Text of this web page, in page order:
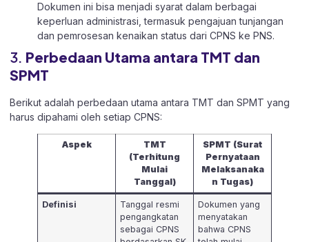
Dokumen ini bisa menjadi syarat dalam berbagai
keperluan administrasi, termasuk pengajuan tunjangan
dan pemrosesan kenaikan status dari CPNS ke PNS.
3. Perbedaan Utama antara TMT dan
SPMT
Berikut adalah perbedaan utama antara TMT dan SPMT yang
harus dipahami oleh setiap CPNS:
Aspek
TMT
(Terhitung
Mulai
Tanggal)
SPMT (Surat
Pernyataan
Melaksanaka
n Tugas)
Definisi
Tanggal resmi
pengangkatan
sebagai CPNS
Dokumen yang
menyatakan
bahwa CPNS